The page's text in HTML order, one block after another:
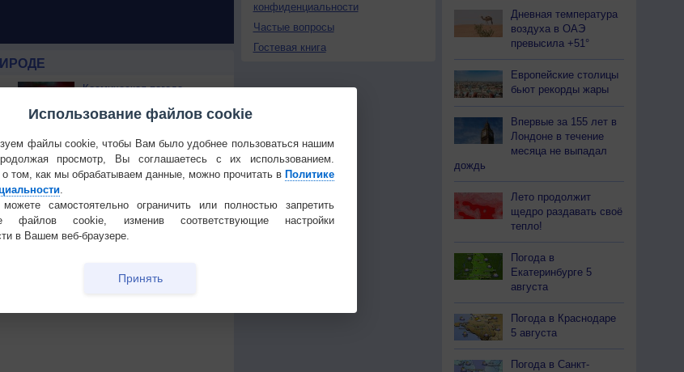
Космическая погода
В Приморье обнаружены
морские волны тепла
конфиденциальности
Частые вопросы
Гостевая книга
Дневная температура
воздуха в ОАЭ
превысила +51°
Европейские столицы
бьют рекорды жары
Впервые за 155 лет в
Лондоне в течение
месяца не выпадал
дождь
Лето продолжит
щедро раздавать своё
тепло!
Погода в
Екатеринбурге 5
августа
Погода в Краснодаре
5 августа
Погода в Санкт-
Использование файлов cookie
файлы cookie, чтобы Вам было удобнее пользоваться нашим
просмотр, Вы соглашаетесь с их использованием.
том, как мы обрабатываем данные, можно прочитать в Политике
самостоятельно ограничить или полностью запретить
файлов cookie, изменив соответствующие настройки
в Вашем веб-браузере.
Принять